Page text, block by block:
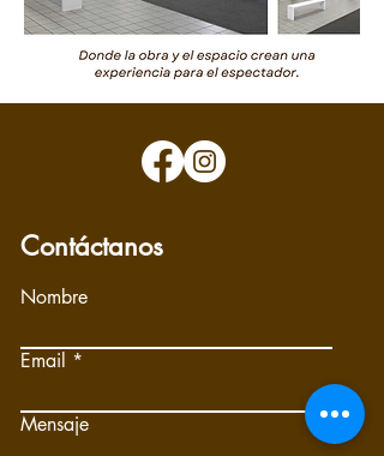
Contáctanos
Nombre
Email
Mensaje